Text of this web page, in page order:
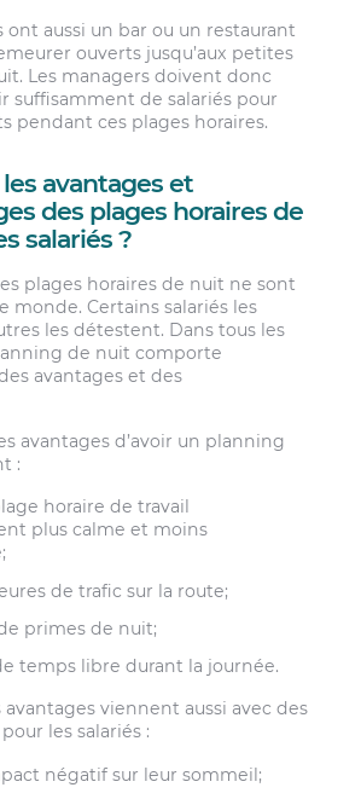
ont aussi un bar ou un restaurant
ouverts jusqu’aux petites
Les managers doivent donc
suffisamment de salariés pour
pendant ces plages horaires.
avantages et
des plages horaires de
salariés ?
plages horaires de nuit ne sont
monde. Certains salariés les
les détestent. Dans tous les
de nuit comporte
avantages et des
avantages d’avoir un planning
:
horaire de travail
plus calme et moins
de trafic sur la route;
primes de nuit;
temps libre durant la journée.
avantages viennent aussi avec des
les salariés :
négatif sur leur sommeil;